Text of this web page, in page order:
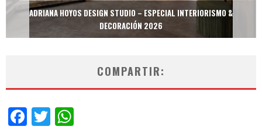
MULTIOFICINAS / AMOBLARE / TREZE – ESPECIAL INTERIORISMO &
DECORACIÓN 2026
COMPARTIR:
Facebook
Twitter